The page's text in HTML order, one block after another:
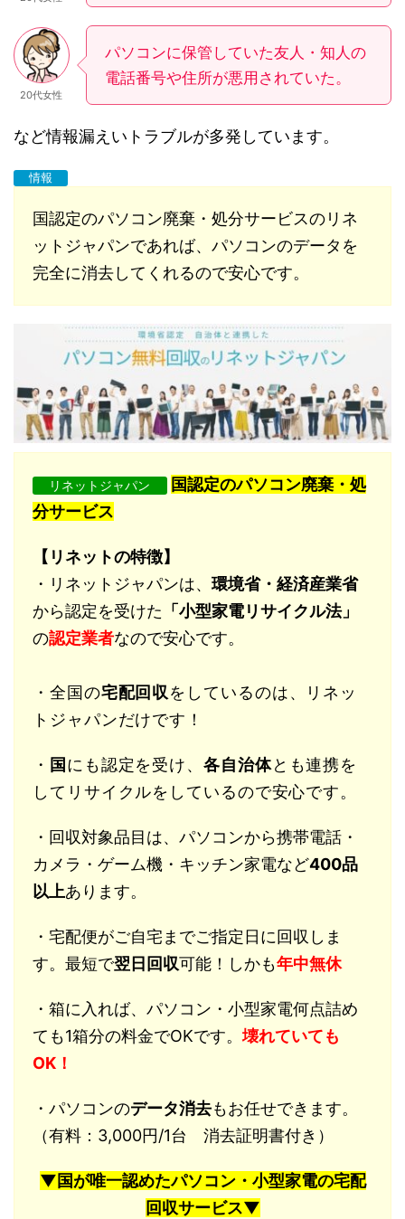
20代女性
パソコンに保管していた友人・知人の
電話番号や住所が悪用されていた。
など情報漏えいトラブルが多発しています。
情報
国認定のパソコン廃棄・処分サービスのリネ
ットジャパンであれば、パソコンのデータを
完全に消去してくれるので安心です。
リネットジャパン
国認定のパソコン廃棄・処
分サービス
【リネットの特徴】
・リネットジャパンは、 環境省・経済産業省
から認定を受けた 「小型家電リサイクル法」
の認定業者なので安心です。
・全国の宅配回収をしているのは、リネッ
トジャパンだけです！
・ 国 にも認定を受け、各自治体とも連携を
してリサイクルをしているので安心です。
・回収対象品目は、パソコンから携帯電話・
カメラ・ゲーム機・キッチン家電など400品
以上あります。
・宅配便がご自宅までご指定日に回収しま
す。最短で翌日回収可能！しかも年中無休
・箱に入れば、パソコン・小型家電何点詰め
ても1箱分の料金でOKです。壊れていても
OK！
・パソコンのデータ消去もお任せできます。
（有料：3,000円/1台 消去証明書付き）
▼国が唯一認めたパソコン・小型家電の宅配
回収サービス▼